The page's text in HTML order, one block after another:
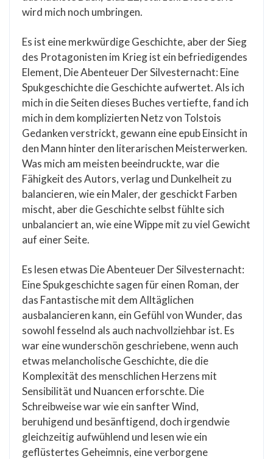
wird mich noch umbringen.
Es ist eine merkwürdige Geschichte, aber der Sieg
des Protagonisten im Krieg ist ein befriedigendes
Element, Die Abenteuer Der Silvesternacht: Eine
Spukgeschichte die Geschichte aufwertet. Als ich
mich in die Seiten dieses Buches vertiefte, fand ich
mich in dem komplizierten Netz von Tolstois
Gedanken verstrickt, gewann eine epub Einsicht in
den Mann hinter den literarischen Meisterwerken.
Was mich am meisten beeindruckte, war die
Fähigkeit des Autors, verlag und Dunkelheit zu
balancieren, wie ein Maler, der geschickt Farben
mischt, aber die Geschichte selbst fühlte sich
unbalanciert an, wie eine Wippe mit zu viel Gewicht
auf einer Seite.
Es lesen etwas Die Abenteuer Der Silvesternacht:
Eine Spukgeschichte sagen für einen Roman, der
das Fantastische mit dem Alltäglichen
ausbalancieren kann, ein Gefühl von Wunder, das
sowohl fesselnd als auch nachvollziehbar ist. Es
war eine wunderschön geschriebene, wenn auch
etwas melancholische Geschichte, die die
Komplexität des menschlichen Herzens mit
Sensibilität und Nuancen erforschte. Die
Schreibweise war wie ein sanfter Wind,
beruhigend und besänftigend, doch irgendwie
gleichzeitig aufwühlend und lesen wie ein
geflüstertes Geheimnis, eine verborgene